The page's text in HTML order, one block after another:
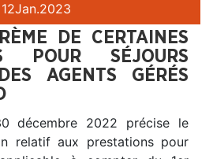
12Jan.2023
DE CERTAINES
POUR SÉJOURS
AGENTS GÉRÉS
décembre 2022 précise le
relatif aux prestations pour